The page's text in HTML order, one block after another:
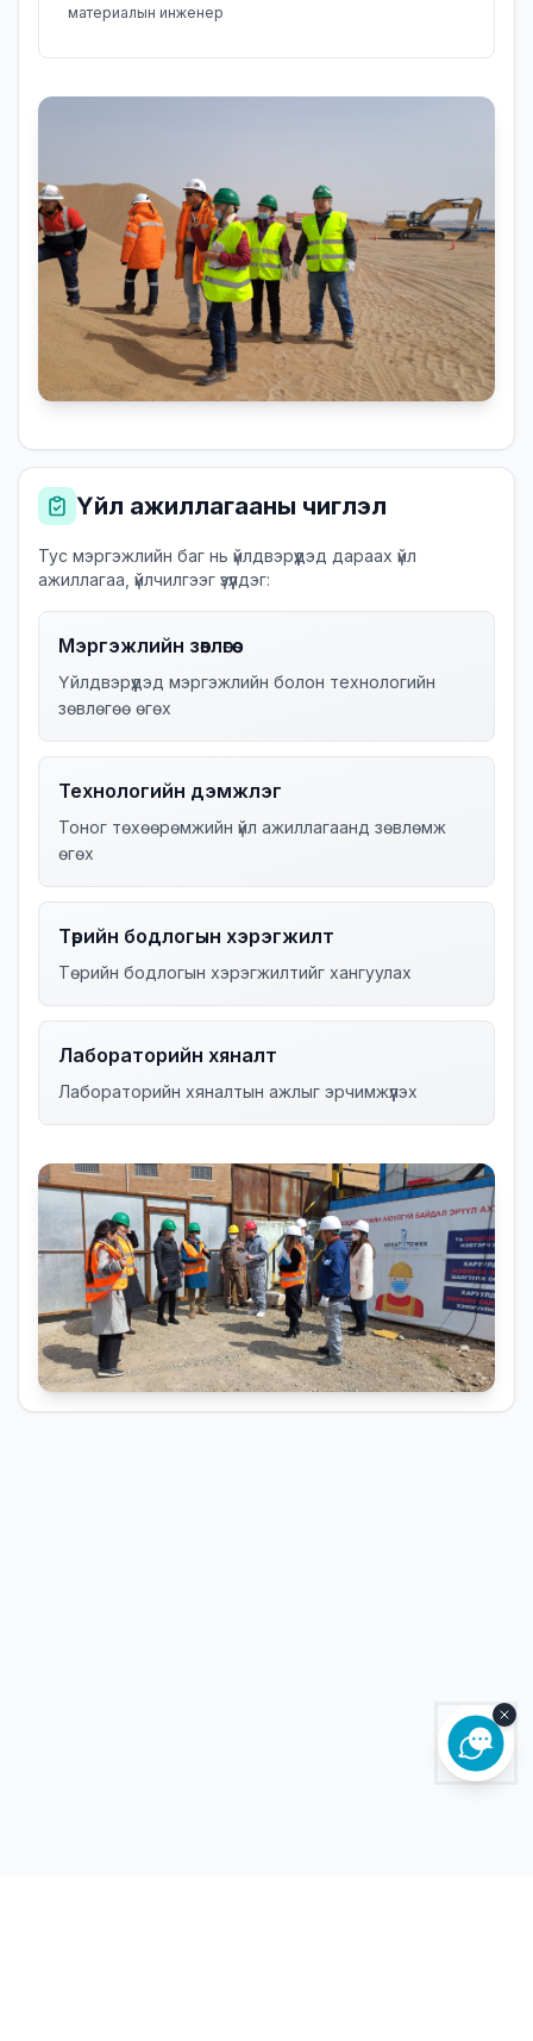
материалын инженер
Үйл ажиллагааны чиглэл
Тус мэргэжлийн баг нь үйлдвэрүүдэд дараах үйл
ажиллагаа, үйлчилгээг үзүүлдэг:
Мэргэжлийн зөвлөгөө
Үйлдвэрүүдэд мэргэжлийн болон технологийн
зөвлөгөө өгөх
Технологийн дэмжлэг
Тоног төхөөрөмжийн үйл ажиллагаанд зөвлөмж
өгөх
Төрийн бодлогын хэрэгжилт
Төрийн бодлогын хэрэгжилтийг хангуулах
Лабораторийн хяналт
Лабораторийн хяналтын ажлыг эрчимжүүлэх